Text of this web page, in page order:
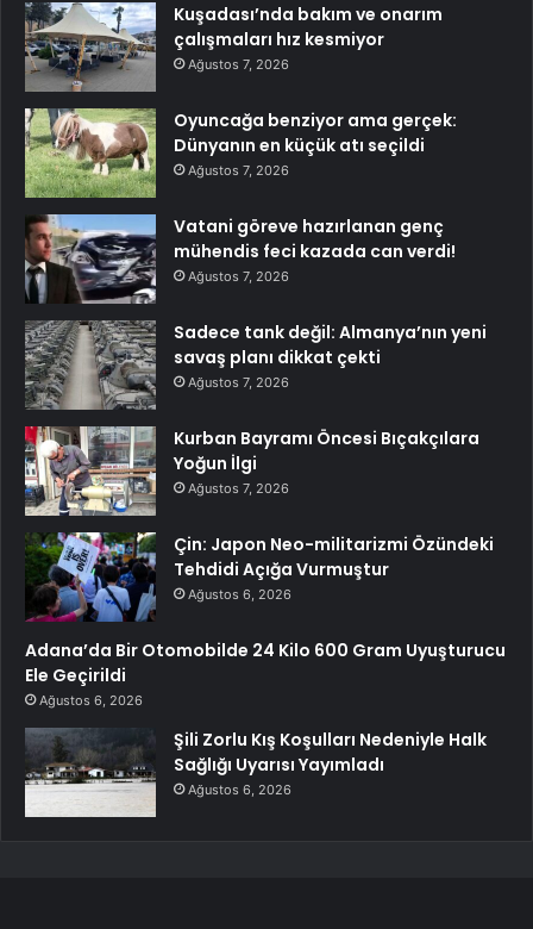
Kuşadası’nda bakım ve onarım
çalışmaları hız kesmiyor
Ağustos 7, 2026
Oyuncağa benziyor ama gerçek:
Dünyanın en küçük atı seçildi
Ağustos 7, 2026
Vatani göreve hazırlanan genç
mühendis feci kazada can verdi!
Ağustos 7, 2026
Sadece tank değil: Almanya’nın yeni
savaş planı dikkat çekti
Ağustos 7, 2026
Kurban Bayramı Öncesi Bıçakçılara
Yoğun İlgi
Ağustos 7, 2026
Çin: Japon Neo-militarizmi Özündeki
Tehdidi Açığa Vurmuştur
Ağustos 6, 2026
Adana’da Bir Otomobilde 24 Kilo 600 Gram Uyuşturucu
Ele Geçirildi
Ağustos 6, 2026
Şili Zorlu Kış Koşulları Nedeniyle Halk
Sağlığı Uyarısı Yayımladı
Ağustos 6, 2026